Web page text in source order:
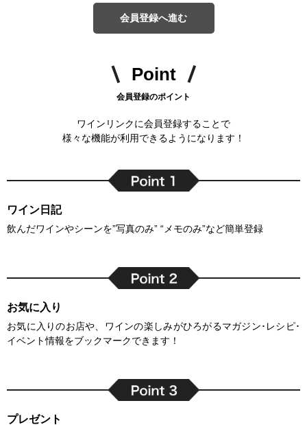
会員登録へ進む
Point
会員登録のポイント
ワインリンクに会員登録することで
様々な機能が利用できるようになります！
ワイン日記
飲んだワインやシーンを”写真のみ” “メモのみ”など簡単登録
お気に入り
お気に入りのお店や、ワインの楽しみがひろがるマガジン･レシピ･
イベント情報をブックマークできます！
プレゼント